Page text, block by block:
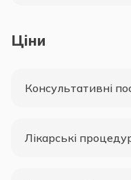
Ціни
Консультативні
Лікарські